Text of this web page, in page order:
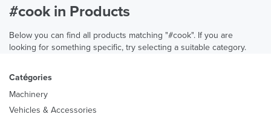
#cook in Products
Below you can find all products matching "#cook". If you are
looking for something specific, try selecting a suitable category.
Catégories
Machinery
Vehicles & Accessories